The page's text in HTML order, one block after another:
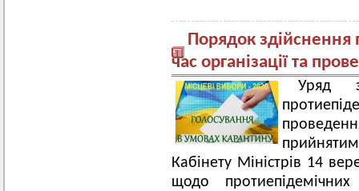
Порядок здійснення
час організації та
Уряд
Кабінету Міністрів 14
щодо